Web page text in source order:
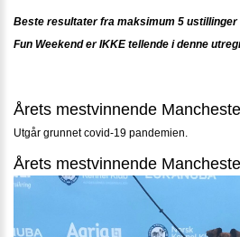
Beste resultater fra maksimum 5
Fun Weekend er IKKE tellende i denne
Årets mestvinnende
Utgår grunnet covid-19 pandemien.
Årets mestvinnende